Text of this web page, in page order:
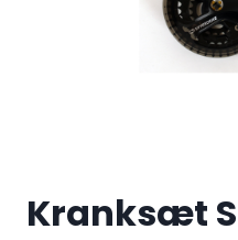
Kranksæt